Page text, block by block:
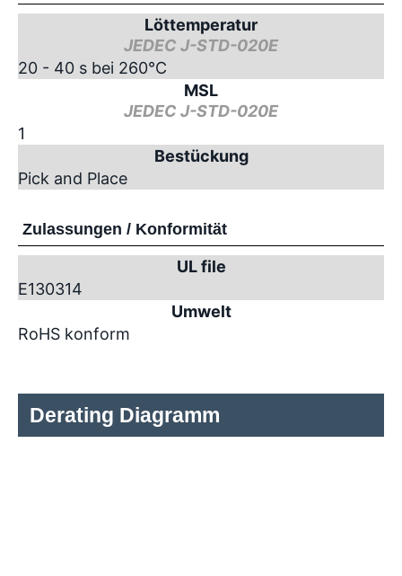
Löttemperatur
JEDEC J-STD-020E
20 - 40 s bei 260°C
MSL
JEDEC J-STD-020E
1
Bestückung
Pick and Place
Zulassungen / Konformität
UL file
E130314
Umwelt
RoHS konform
Derating Diagramm